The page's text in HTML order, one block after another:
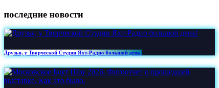
последние новости
Друзья, у Творческой Студии Яхт‑Радио большой день!